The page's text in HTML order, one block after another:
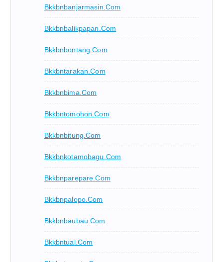
Bkkbnbanjarmasin.com
Bkkbnbalikpapan.com
Bkkbnbontang.com
Bkkbntarakan.com
Bkkbnbima.com
Bkkbntomohon.com
Bkkbnbitung.com
Bkkbnkotamobagu.com
Bkkbnparepare.com
Bkkbnpalopo.com
Bkkbnbaubau.com
Bkkbntual.com